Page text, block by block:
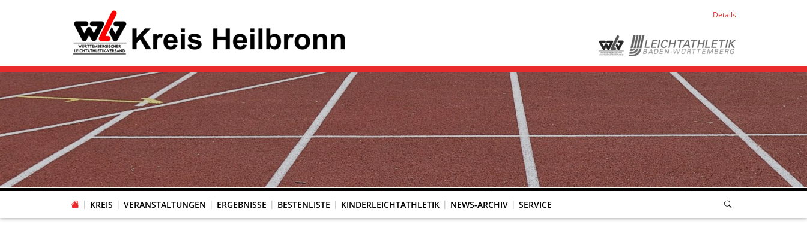
Details
KREIS VERANSTALTUNGEN ERGEBNISSE BESTENLISTE KINDERLEICHTATHLETIK NEWS-ARCHIV SERVICE